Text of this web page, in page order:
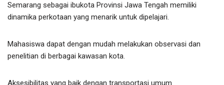
Semarang sebagai ibukota Provinsi Jawa Tengah memiliki
dinamika perkotaan yang menarik untuk dipelajari.
Mahasiswa dapat dengan mudah melakukan observasi dan
penelitian di berbagai kawasan kota.